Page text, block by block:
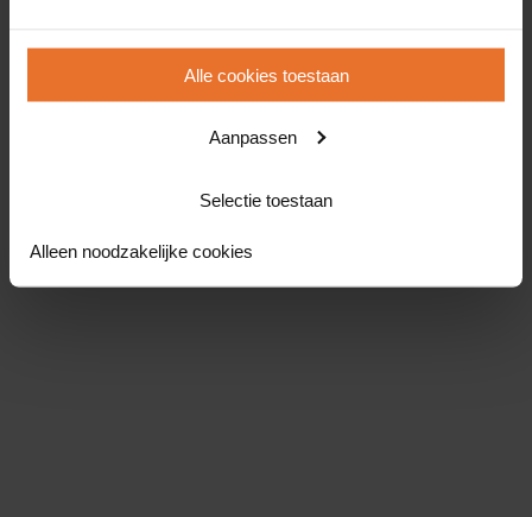
Alle cookies toestaan
Aanpassen
Selectie toestaan
Alleen noodzakelijke cookies